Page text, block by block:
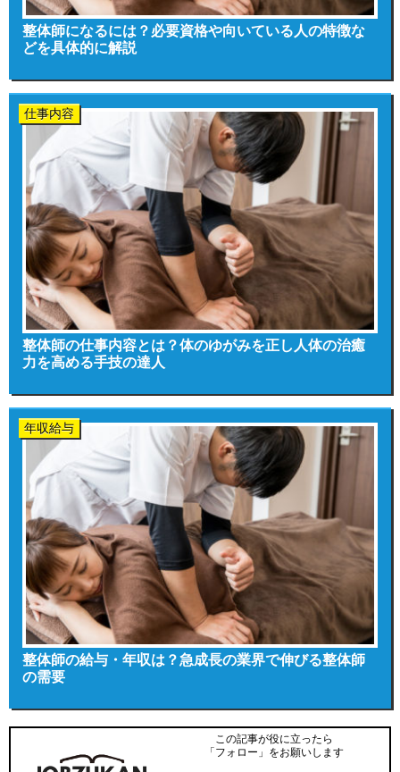
整体師になるには？必要資格や向いている人の特徴な
どを具体的に解説
仕事内容
整体師の仕事内容とは？体のゆがみを正し人体の治癒
力を高める手技の達人
年収給与
整体師の給与・年収は？急成長の業界で伸びる整体師
の需要
この記事が役に立ったら
「フォロー」をお願いします